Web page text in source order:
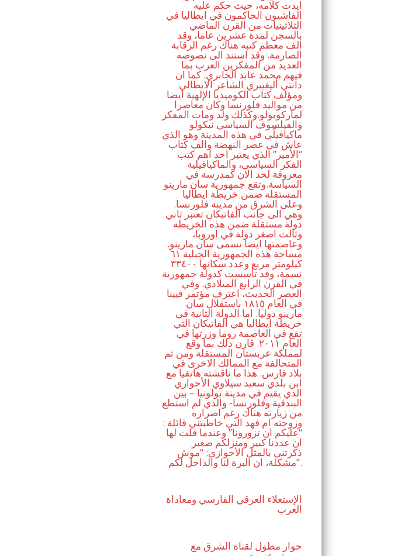
ايدت كلامه، حيث حكم عليه
الفاشيون الحاكمون في ايطاليا في
الثلاثينيات من القرن الماضي
بالسجن لمدة عشرين عاما، وقد
الف معظم كتبه هناك رغم الرقابة
الصارمة. وقد استند الى نصوصه
العديد من المفكرين العرب بما
فيهم محمد عابد الجابري. كما ان
دانتي أليغييري الشاعر الايطالي
ومؤلف كتاب الكوميديا الإلهية ايضا
من مواليد فلورنسا وكان معاصرا
لماركوبولو.وكذلك ولد ومات المفكر
والفيلسوف السياسي نيكولو
ماكيافيلّي في هذه المدينة وهو الذي
عاش في عصر النهضة والف كتاب
“الأمير” الذي يعتبر احد اهم كتب
الفكر السياسي، والماكيافيلية
معروفة لحد الان كمدرسة في
السياسة.وتقع جمهورية سان مارينو
المستقلة ضمن خريطة ايطاليا
وعلى الشرق من مدينة فلورنسا.
وهي الى جانب الفاتيكان تعتبر ثاني
دولة مستقلة ضمن هذه الخريطة
وثالث اصغر دولة في اوروبا،
وعاصمتها ايضا تسمى سان مارينو.
مساحة هذه الجمهورية الجبلية ٦١
كيلومتر مربع وعدد سكانها ٣٣٤٠٠
نسمة، وقد تأسست كدولة جمهورية
في القرن الرابع الميلادي. وفي
العصر الحديث، اعترف مؤتمر فيينا
في العام ١٨١٥ باستقلال سان
مارينو دوليا. اما الدولة الثانية في
خريطة ايطاليا هي الفاتيكان التي
تقع في العاصمة روما وزرتها في
العام ٢٠١١. قارن ذلك بما وقع
لمملكة عربستان المستقلة ومن ثم
المتحالفة مع الممالك الاخرى في
بلاد فارس. هذا ما ناقشته هاتفيا مع
ابن بلدي سعيد سيلاوي الأحوازي
الذي يقيم في مدينة بولونيا – بين
البندقية وفلورنسا- والذي لم استطع
من زيارته هناك رغم اصراره
وزوجته ام فهد التي خاطبتني قائلة :
“عليكم ان تزورونا” وعندما قلت لها
ان عددنا كبير ومنزلكم صغير
ذكرتني بالمثل الأحوازي: “موش
مشكلة، ان البرة لنا والداخل لكم”.
الإستعلاء العرقي الفارسي ومعاداة
العرب
حوار مطول لقناة الشرق مع